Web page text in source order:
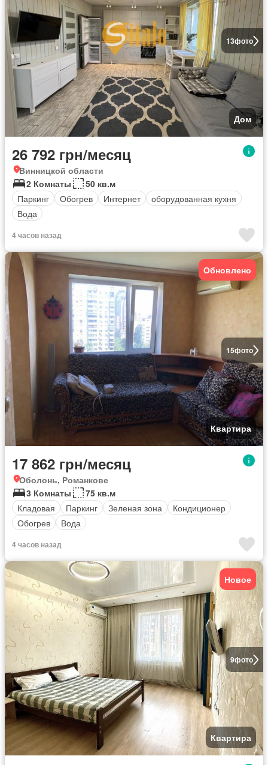
13фото
Дом
26 792 грн/месяц
Винницкой области
2 Комнаты
50 кв.м
Паркинг
Обогрев Интернет
оборудованная кухня
Вода
4 часов назад
15фото
Обновлено
Квартира
17 862 грн/месяц
Оболонь, Романкове
3 Комнаты
75 кв.м
Кладовая
Паркинг Зеленая зона
Кондиционер
Обогрев
Вода
4 часов назад
9фото
Новое
Квартира